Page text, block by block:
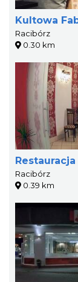
Kultowa
Racibórz
0.30 km
Racibórz
0.39 km